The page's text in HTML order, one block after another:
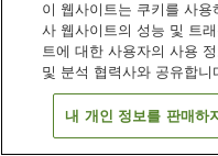
인도네시아 웨스트 자
모던 스타일 디 오아시스 스튜디
이 웹사이트는 쿠키를 사
사 웹사이트의 성능 및 트
트에 대한 사용자의 사용
및 분석 협력사와 공유합니
내 개인 정보를 판매하